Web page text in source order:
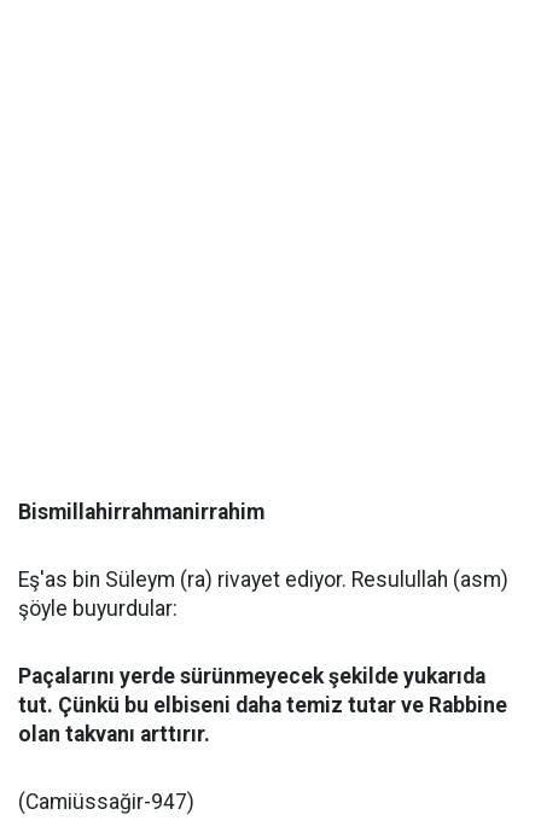
Bismillahirrahmanirrahim
Eş'as bin Süleym (ra) rivayet ediyor. Resulullah (asm)
şöyle buyurdular:
Paçalarını yerde sürünmeyecek şekilde yukarıda
tut. Çünkü bu elbiseni daha temiz tutar ve Rabbine
olan takvanı arttırır.
(Camiüssağir-947)